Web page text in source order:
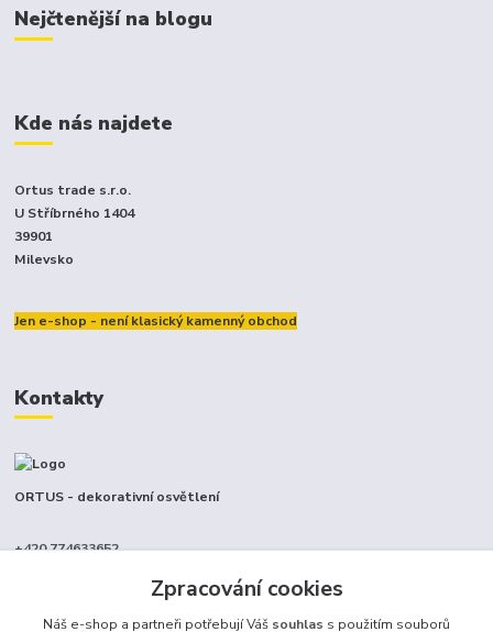
Nejčtenější na blogu
Kde nás najdete
Ortus trade s.r.o.
U Stříbrného 1404
39901
Milevsko
Jen e-shop - není klasický kamenný obchod
Kontakty
ORTUS - dekorativní osvětlení
+420 774633652
Zpracování cookies
Náš e-shop a partneři potřebují Váš souhlas s použitím souborů